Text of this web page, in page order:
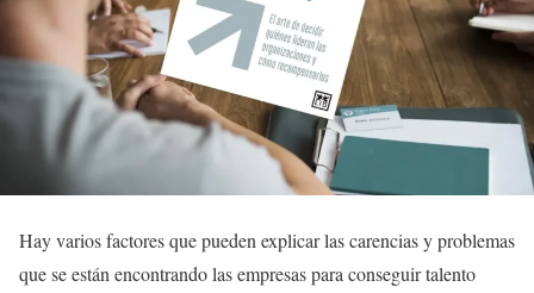
Hay varios factores que pueden explicar las carencias y problemas
que se están encontrando las empresas para conseguir talento